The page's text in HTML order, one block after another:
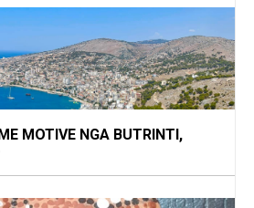
MOTIVE NGA BUTRINTI,